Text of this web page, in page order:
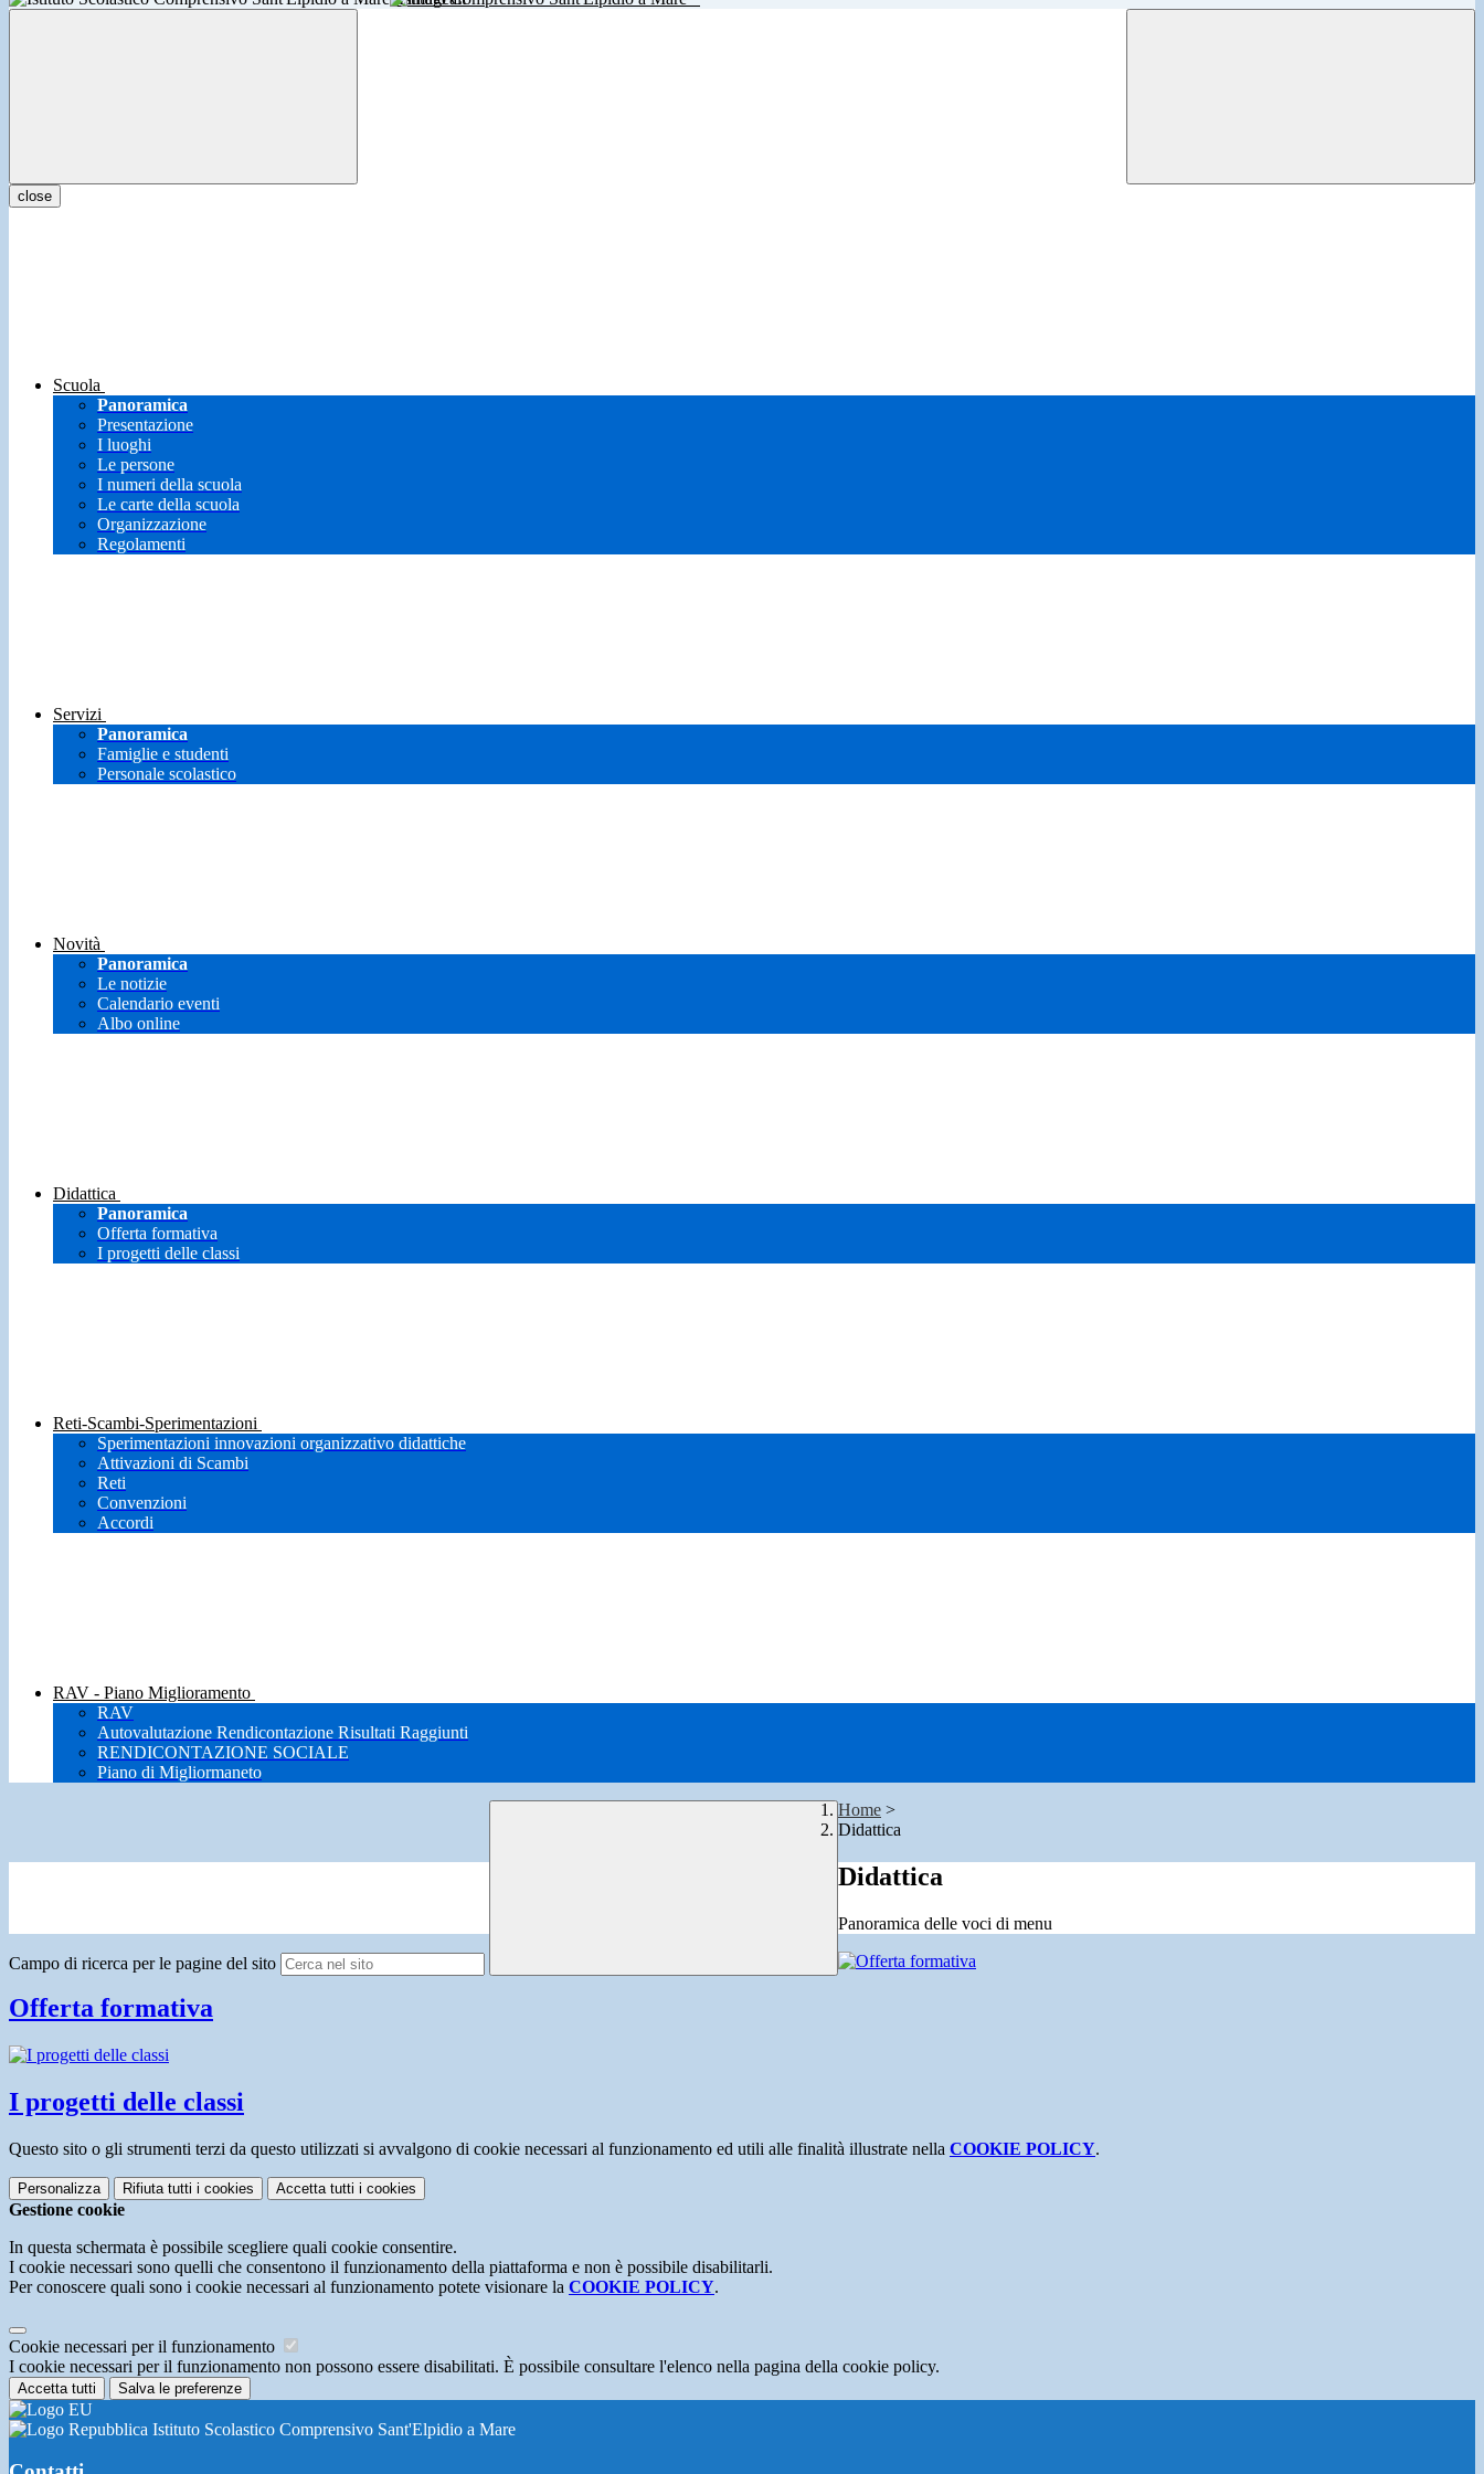
close
Scuola
Panoramica
Presentazione
I luoghi
Le persone
I numeri della scuola
Le carte della scuola
Organizzazione
Regolamenti
Servizi
Panoramica
Famiglie e studenti
Personale scolastico
Novità
Panoramica
Le notizie
Calendario eventi
Albo online
Didattica
Panoramica
Offerta formativa
I progetti delle classi
Reti-Scambi-Sperimentazioni
Sperimentazioni innovazioni organizzativo didattiche
Attivazioni di Scambi
Reti
Convenzioni
Accordi
RAV - Piano Miglioramento
RAV
Autovalutazione Rendicontazione Risultati Raggiunti
RENDICONTAZIONE SOCIALE
Piano di Migliormaneto
Campo di ricerca per le pagine del sito
Home >
Didattica
Didattica
Panoramica delle voci di menu
Offerta formativa
I progetti delle classi
Questo sito o gli strumenti terzi da questo utilizzati si avvalgono di cookie necessari al funzionamento ed utili alle finalità illustrate nella COOKIE POLICY.
Personalizza Rifiuta tutti i cookies Accetta tutti i cookies
Gestione cookie
In questa schermata è possibile scegliere quali cookie consentire.
I cookie necessari sono quelli che consentono il funzionamento della piattaforma e non è possibile disabilitarli.
Per conoscere quali sono i cookie necessari al funzionamento potete visionare la COOKIE POLICY.
Cookie necessari per il funzionamento
I cookie necessari per il funzionamento non possono essere disabilitati. È possibile consultare l'elenco nella pagina della cookie policy.
Accetta tutti Salva le preferenze
Istituto Scolastico Comprensivo Sant'Elpidio a Mare